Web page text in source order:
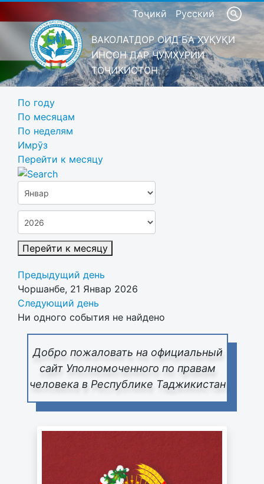
Тоҷикӣ Русский
ВАКОЛАТДОР ОИД БА ҲУҚУҚИ
ИНСОН ДАР ҶУМҲУРИИ
ТОҶИКИСТОН
Добро пожаловать на официальный
сайт Уполномоченного по правам
человека в Республике Таджикистан
По году
По месяцам
По неделям
Имрӯз
Перейти к месяцу
Перейти к месяцу
Предыдущий день
Чоршанбе, 21 Январ 2026
Следующий день
Ни одного события не найдено